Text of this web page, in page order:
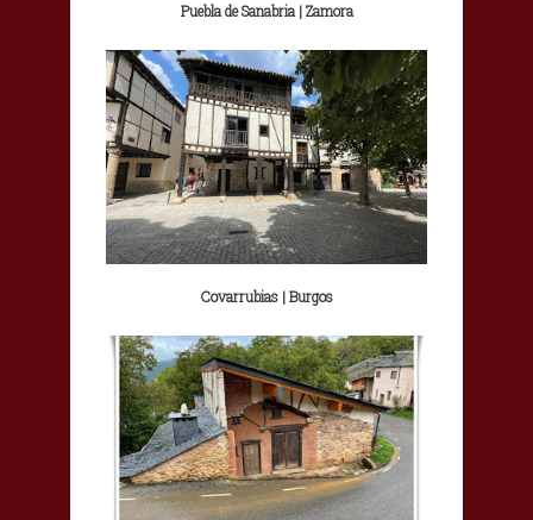
Puebla de Sanabria | Zamora
Covarrubias | Burgos